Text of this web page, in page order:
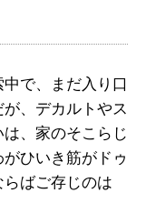
で、まだ入り口
、デカルトやス
、家のそこらじ
ひいき筋がドゥ
ばご存じのは